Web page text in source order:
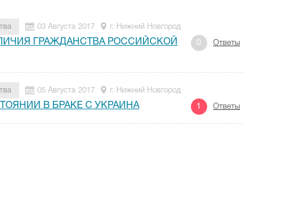
03 Августа 2017 г. Нижний Новгород
ГРАЖДАНСТВА РОССИЙСКОЙ
0 Ответы
05 Августа 2017 г. Нижний Новгород
В БРАКЕ С УКРАИНА 1 Ответы